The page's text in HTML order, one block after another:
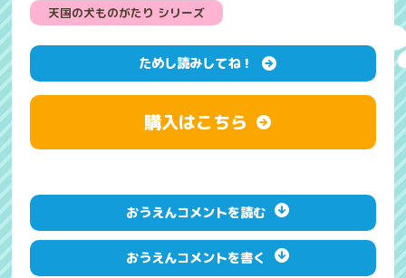
天国の犬ものがたり シリーズ
ためし読みしてね！
購入はこちら
おうえんコメントを読む
おうえんコメントを書く